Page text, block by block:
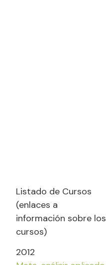
Listado de Cursos
(enlaces a
información sobre los
cursos)
2012